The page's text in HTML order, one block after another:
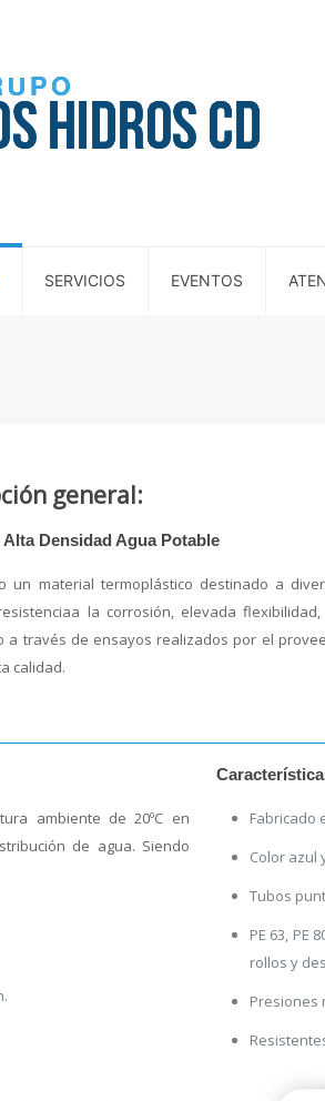
SERVICIOS EVENTOS
general:
Densidad Agua Potable
un material termoplástico destinado a
la corrosión, elevada
a través de ensayos realizados por el
calidad.
ambiente de 20ºC en
de agua. Siendo
Fabricado
Color azul
Tubos
PE 63, PE
rollos y
Presiones